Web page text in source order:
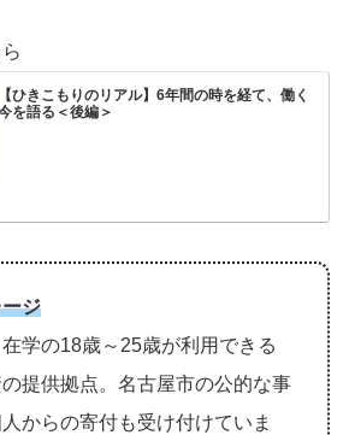
【ひきこもりのリアル】6年間の時を経て、働く
を語る＜後編＞
ジ
学の18歳～25歳が利用できる
提供拠点。名古屋市の公的な事
からの寄付も受け付けていま